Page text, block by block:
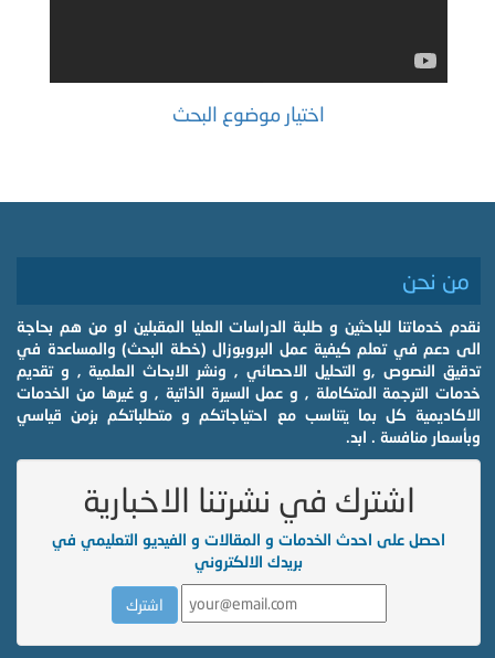
اختيار موضوع البحث
من نحن
نقدم خدماتنا للباحثين و طلبة الدراسات العليا المقبلين او من هم بحاجة
الى دعم في تعلم كيفية عمل البروبوزال (خطة البحث) والمساعدة في
تدقيق النصوص ,و التحليل الاحصائي , ونشر الابحاث العلمية , و تقديم
خدمات الترجمة المتكاملة , و عمل السيرة الذاتية , و غيرها من الخدمات
الاكاديمية كل بما يتناسب مع احتياجاتكم و متطلباتكم بزمن قياسي
وبأسعار منافسة . ابد.
اشترك في نشرتنا الاخبارية
احصل على احدث الخدمات و المقالات و الفيديو التعليمي في
بريدك الالكتروني